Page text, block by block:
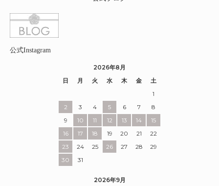
公式Instagram
2026年8月
日
月 火 水 木 金
土
1
2
3 4 5 6 7
8
9
10 11 12 13 14
15
16
17 18 19 20 21
22
23
24 25 26 27 28
29
30
31
2026年9月